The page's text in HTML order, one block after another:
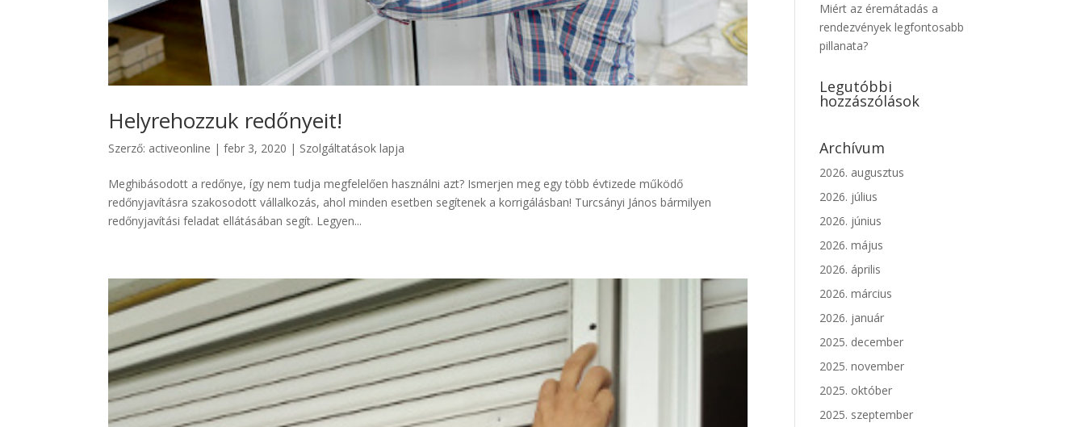
Helyrehozzuk redőnyeit!
Szerző: activeonline |febr 3, 2020 | Szolgáltatások lapja
Meghibásodott a redőnye, így nem tudja megfelelően használni azt? Ismerjen meg egy több évtizede működő
redőnyjavításra szakosodott vállalkozás, ahol minden esetben segítenek a korrigálásban! Turcsányi János bármilyen
redőnyjavítási feladat ellátásában segít. Legyen...
Miért az éremátadás a
rendezvények legfontosabb
pillanata?
Legutóbbi
hozzászólások
Archívum
2026. augusztus
2026. július
2026. június
2026. május
2026. április
2026. március
2026. január
2025. december
2025. november
2025. október
2025. szeptember